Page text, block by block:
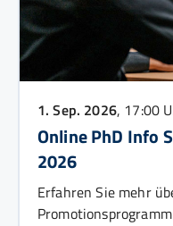
1. Sep. 2026, 17:00
Online PhD Info
2026
Erfahren Sie mehr